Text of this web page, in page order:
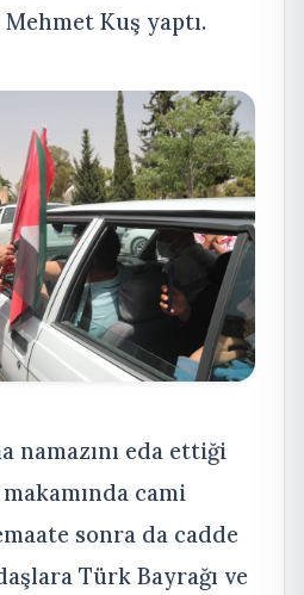
Kuş yaptı.
namazını eda ettiği
cami
sonra da cadde
Türk Bayrağı ve